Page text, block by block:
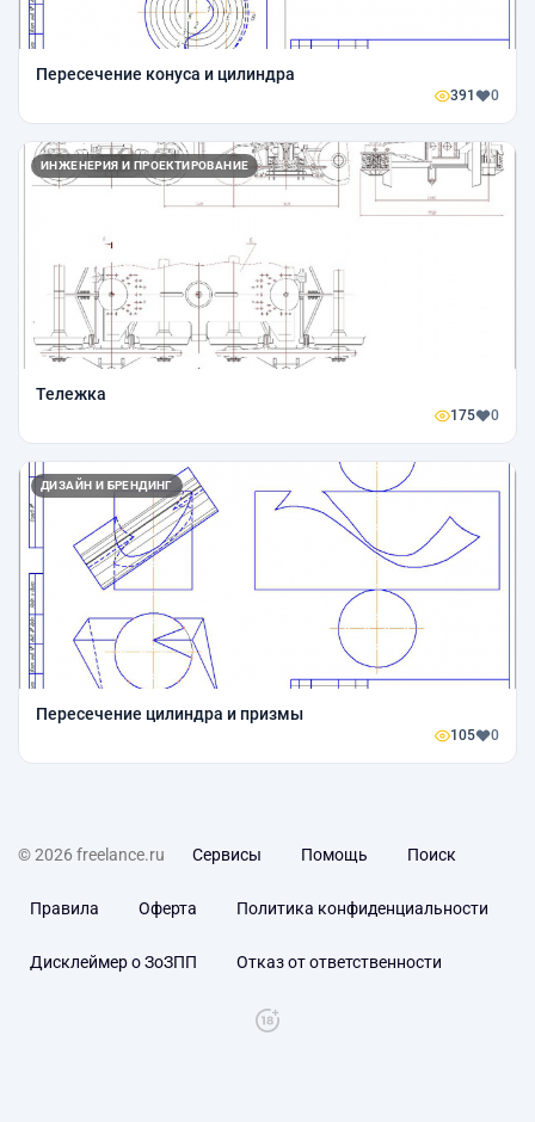
Пересечение конуса и цилиндра
391 0
ИНЖЕНЕРИЯ И ПРОЕКТИРОВАНИЕ
Тележка
175 0
ДИЗАЙН И БРЕНДИНГ
Пересечение цилиндра и призмы
105 0
© 2026 freelance.ru Сервисы Помощь Поиск
Правила Оферта Политика конфиденциальности
Дисклеймер о ЗоЗПП Отказ от ответственности